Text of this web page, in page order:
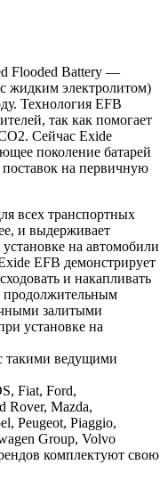
Flooded Battery —
жидким электролитом)
Технология EFB
так как помогает
Сейчас Exide
поколение батарей
на первичную
всех транспортных
и выдерживает
на автомобили
EFB демонстрирует
и накапливать
продолжительным
залитыми
установке на
такими ведущими
Fiat, Ford,
Rover, Mazda,
Peugeot, Piaggio,
Group, Volvo
комплектуют свою